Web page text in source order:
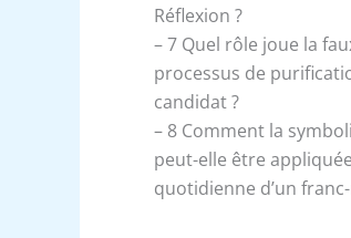
Réflexion ?
– 7 Quel rôle joue la
processus de
candidat ?
– 8 Comment la
peut-elle être
quotidienne d’un